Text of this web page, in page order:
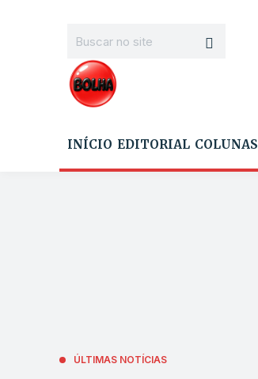
INÍCIO EDITORIAL COLUNAS
ÚLTIMAS NOTÍCIAS